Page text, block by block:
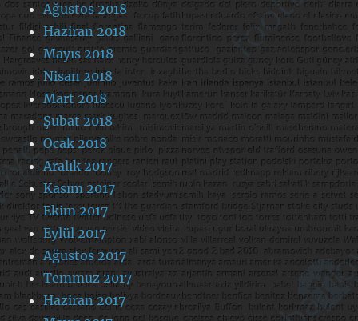
Ağustos 2018
Haziran 2018
Mayıs 2018
Nisan 2018
Mart 2018
Şubat 2018
Ocak 2018
Aralık 2017
Kasım 2017
Ekim 2017
Eylül 2017
Ağustos 2017
Temmuz 2017
Haziran 2017